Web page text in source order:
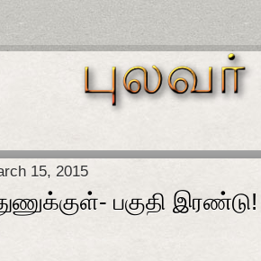
15, 2015
பகுதி இரண்டு!